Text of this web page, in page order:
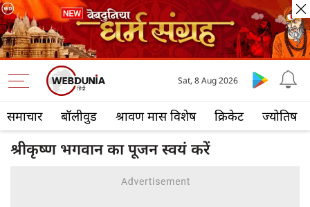
समाचार बॉलीवुड श्रावण मास विशेष क्रिकेट ज्योतिष
Sat, 8 Aug 2026
श्रीकृष्ण भगवान का पूजन स्वयं करें